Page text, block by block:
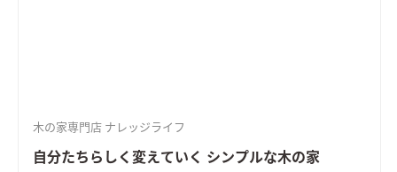
木の家専門店 ナレッジライフ
自分たちらしく変えていく シンプルな木の家